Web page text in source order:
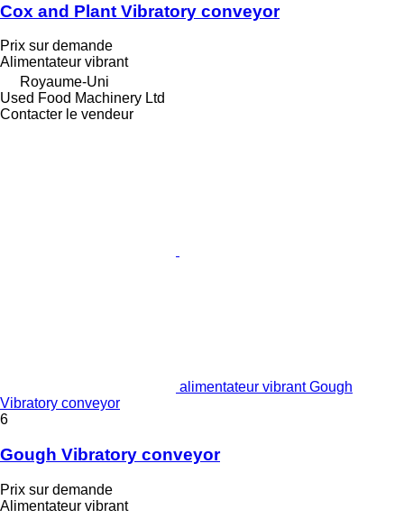
Cox and Plant Vibratory conveyor
Prix sur demande
Alimentateur vibrant
Royaume-Uni
Used Food Machinery Ltd
Contacter le vendeur
alimentateur vibrant Gough
Vibratory conveyor
6
Gough Vibratory conveyor
Prix sur demande
Alimentateur vibrant